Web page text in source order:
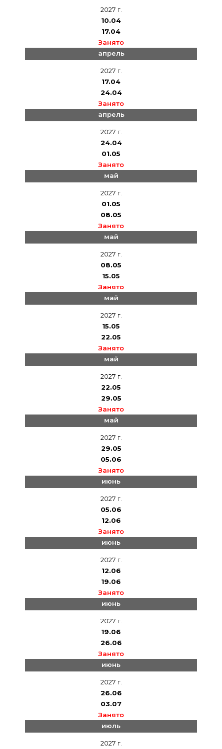
2027 г.
10.04
17.04
Занято
апрель
2027 г.
17.04
24.04
Занято
апрель
2027 г.
24.04
01.05
Занято
май
2027 г.
01.05
08.05
Занято
май
2027 г.
08.05
15.05
Занято
май
2027 г.
15.05
22.05
Занято
май
2027 г.
22.05
29.05
Занято
май
2027 г.
29.05
05.06
Занято
июнь
2027 г.
05.06
12.06
Занято
июнь
2027 г.
12.06
19.06
Занято
июнь
2027 г.
19.06
26.06
Занято
июнь
2027 г.
26.06
03.07
Занято
июль
2027 г.